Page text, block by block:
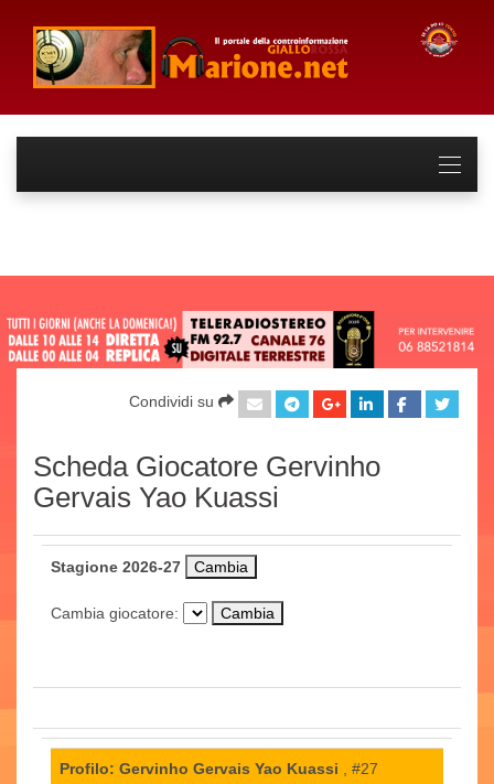
Condividi su
Scheda Giocatore Gervinho
Gervais Yao Kuassi
Stagione 2026-27
Cambia giocatore:
Profilo: Gervinho Gervais Yao Kuassi , #27